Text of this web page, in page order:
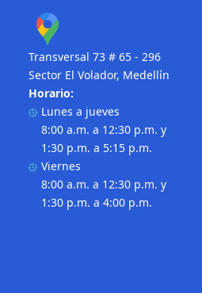
Transversal 73 # 65 - 296
Sector El Volador, Medellín
Horario:
Lunes a jueves
8:00 a.m. a 12:30 p.m. y
1:30 p.m. a 5:15 p.m.
Viernes
8:00 a.m. a 12:30 p.m. y
1:30 p.m. a 4:00 p.m.